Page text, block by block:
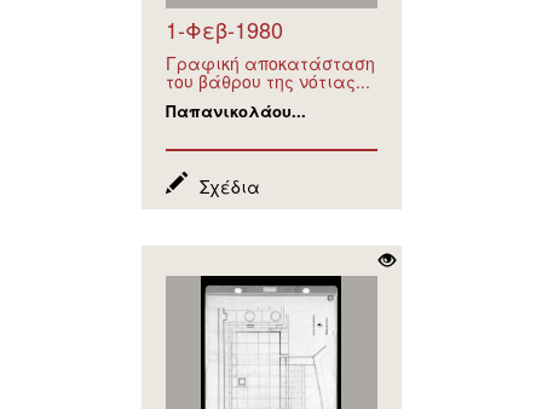
1-Φεβ-1980
Γραφική αποκατάσταση
του βάθρου της νότιας...
Παπανικολάου...
Σχέδια